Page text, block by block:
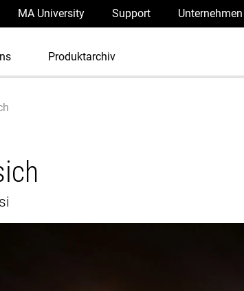
MA University Support Unternehmen
Produktarchiv